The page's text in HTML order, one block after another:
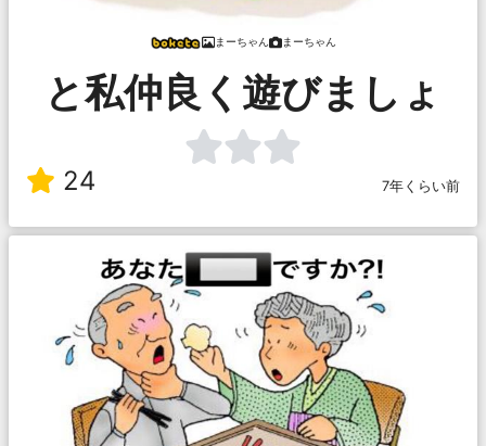
まーちゃん まーちゃん
と私仲良く遊びましょ
24 7年くらい前